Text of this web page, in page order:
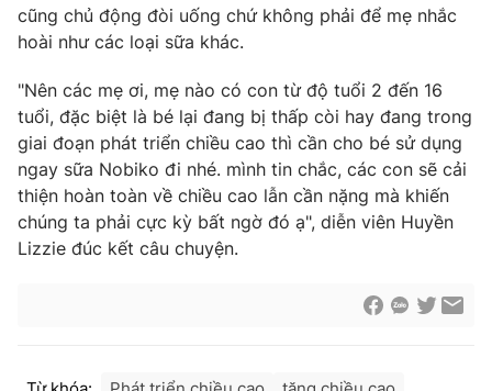
cũng chủ động đòi uống chứ không phải để mẹ nhắc
hoài như các loại sữa khác.
"Nên các mẹ ơi, mẹ nào có con từ độ tuổi 2 đến 16
tuổi, đặc biệt là bé lại đang bị thấp còi hay đang trong
giai đoạn phát triển chiều cao thì cần cho bé sử dụng
ngay sữa Nobiko đi nhé. mình tin chắc, các con sẽ cải
thiện hoàn toàn về chiều cao lẫn cần nặng mà khiến
chúng ta phải cực kỳ bất ngờ đó ạ", diễn viên Huyền
Lizzie đúc kết câu chuyện.